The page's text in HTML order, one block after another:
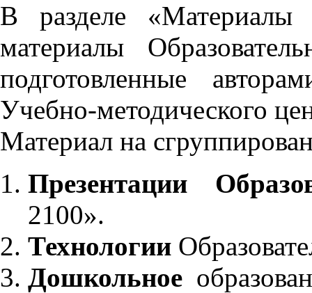
В разделе «Материалы
материалы
подготовленные
Учебно-методического
Материал на
Презентации
2100».
Технологии
Дошкольное